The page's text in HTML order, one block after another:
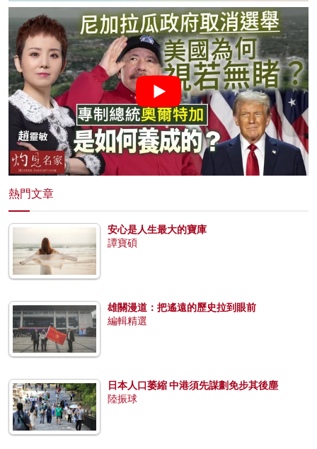
熱門文章
安心是人生最大的寶庫
譚寶碩
雄關漫道：把遙遠的歷史拉到眼前
編輯精選
日本人口萎縮 中港須先謀劃免步其後塵
陸振球